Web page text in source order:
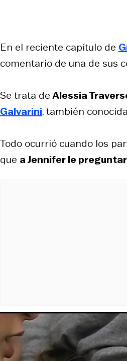
En el reciente capítulo de
comentario de una de sus
Se trata deAlessia
Galvarini, también
Todo ocurrió cuando los
que a Jennifer le